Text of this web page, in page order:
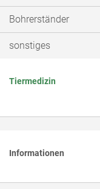
Bohrerständer
sonstiges
Tiermedizin
Informationen